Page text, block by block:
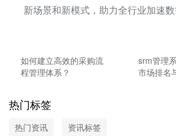
新场景和新模式，助力全行业加速数
如何建立高效的采购流
程管理体系？
srm管理
市场排名
热门标签
热门资讯 资讯标签